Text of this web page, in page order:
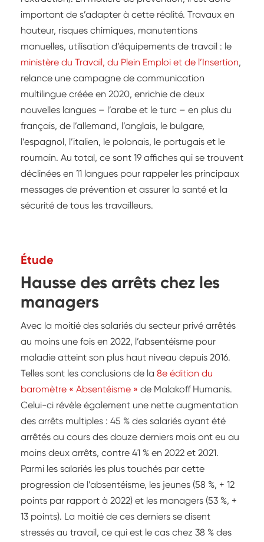
important de s’adapter à cette réalité. Travaux en
hauteur, risques chimiques, manutentions
manuelles, utilisation d’équipements de travail : le
ministère du Travail, du Plein Emploi et de l’Insertion,
relance une campagne de communication
multilingue créée en 2020, enrichie de deux
nouvelles langues – l’arabe et le turc – en plus du
français, de l’allemand, l’anglais, le bulgare,
l’espagnol, l’italien, le polonais, le portugais et le
roumain. Au total, ce sont 19 affiches qui se trouvent
déclinées en 11 langues pour rappeler les principaux
messages de prévention et assurer la santé et la
sécurité de tous les travailleurs.
Étude
Hausse des arrêts chez les
managers
Avec la moitié des salariés du secteur privé arrêtés
au moins une fois en 2022, l’absentéisme pour
maladie atteint son plus haut niveau depuis 2016.
Telles sont les conclusions de la 8e édition du
baromètre « Absentéisme » de Malakoff Humanis.
Celui-ci révèle également une nette augmentation
des arrêts multiples : 45 % des salariés ayant été
arrêtés au cours des douze derniers mois ont eu au
moins deux arrêts, contre 41 % en 2022 et 2021.
Parmi les salariés les plus touchés par cette
progression de l’absentéisme, les jeunes (58 %, + 12
points par rapport à 2022) et les managers (53 %, +
13 points). La moitié de ces derniers se disent
stressés au travail, ce qui est le cas chez 38 % des